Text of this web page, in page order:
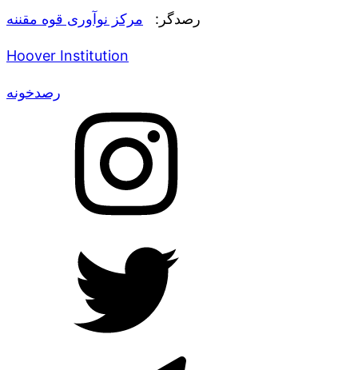
رصدگر: مرکز نوآوری قوه مقننه
Hoover Institution
رصدخونه